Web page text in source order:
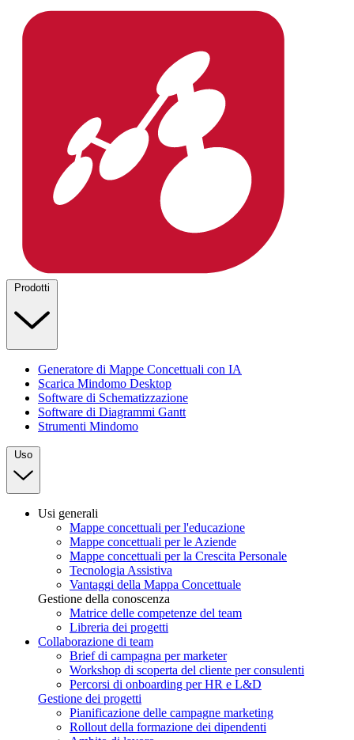
Prodotti
Generatore di Mappe Concettuali con IA
Scarica Mindomo Desktop
Software di Schematizzazione
Software di Diagrammi Gantt
Strumenti Mindomo
Uso
Usi generali
Mappe concettuali per l'educazione
Mappe concettuali per le Aziende
Mappe concettuali per la Crescita Personale
Tecnologia Assistiva
Vantaggi della Mappa Concettuale
Gestione della conoscenza
Matrice delle competenze del team
Libreria dei progetti
Collaborazione di team
Brief di campagna per marketer
Workshop di scoperta del cliente per consulenti
Percorsi di onboarding per HR e L&D
Gestione dei progetti
Pianificazione delle campagne marketing
Rollout della formazione dei dipendenti